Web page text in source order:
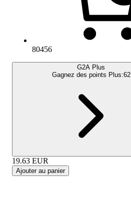
80456
G2A Plus
Gagnez des points Plus:62
19.63 EUR
Ajouter au panier